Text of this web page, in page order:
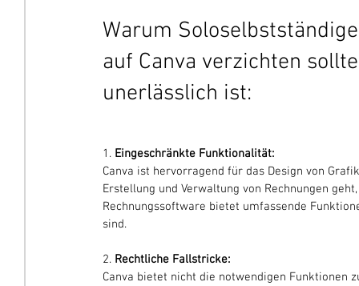
Warum
auf Canva verzichten
unerlässlich ist:
1. Eingeschränkte Funktionalität:
Canva ist hervorragend für das Design von
Erstellung und Verwaltung von Rechnungen
Rechnungssoftware bietet umfassende
sind.
2. Rechtliche Fallstricke:
Canva bietet nicht die notwendigen Funktionen